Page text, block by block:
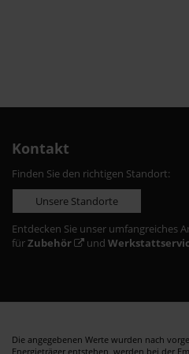
Kontakt
Finden Sie den richtigen Standort:
Unsere Standorte
Entdecken Sie unser umfangreiches
fürZubehör und
Die angegebenen Werte wurden nach
Energieträger entstehen, werden bei der